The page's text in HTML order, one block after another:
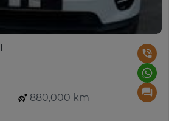
880,000 km